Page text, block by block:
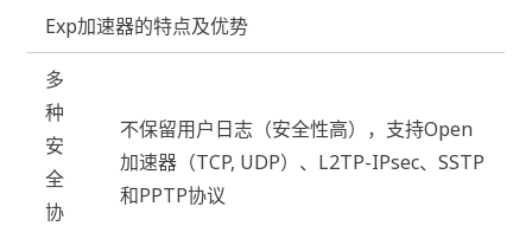
Exp加速器的特点及优势
多
种
安
全
协
不保留用户日志（安全性高），支持Open
加速器（TCP, UDP）、L2TP-IPsec、SSTP
和PPTP协议